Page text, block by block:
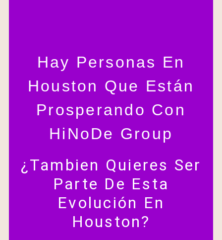
Hay Personas En
Houston Que Están
Prosperando Con
HiNoDe Group
¿Tambien Quieres Ser
Parte De Esta
Evolución En
Houston?